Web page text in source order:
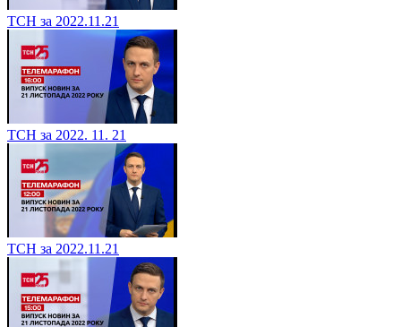
ТСН за 2022.11.21
ТСН за 2022. 11. 21
ТСН за 2022.11.21